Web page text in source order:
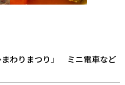
わりまつり」 ミニ電車など